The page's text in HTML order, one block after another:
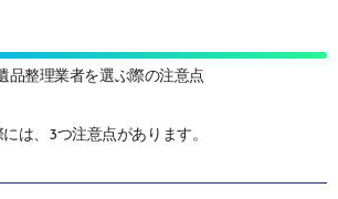
は、3つ注意点があります。